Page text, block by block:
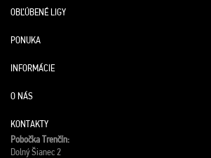
OBĽÚBENÉ LIGY
PONUKA
INFORMÁCIE
O NÁS
KONTAKTY
Pobočka Trenčín:
Dolný Šianec 2